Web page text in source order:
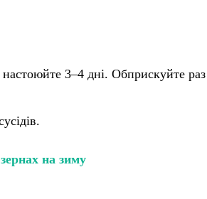
3–4 дні. Обприскуйте
на зиму